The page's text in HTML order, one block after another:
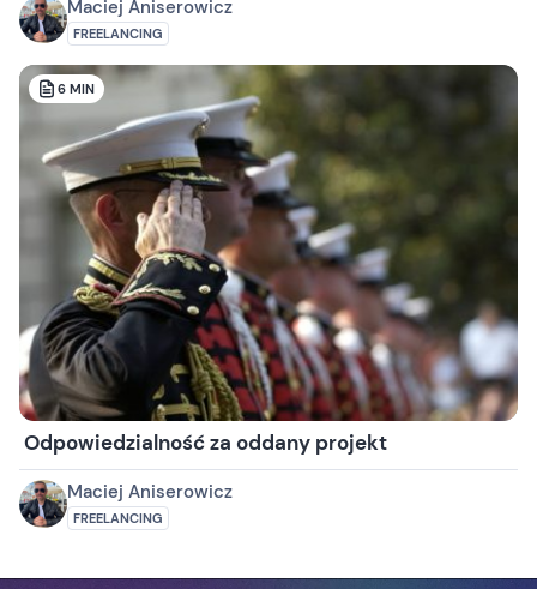
Maciej Aniserowicz
FREELANCING
6 MIN
Odpowiedzialność za oddany projekt
Maciej Aniserowicz
FREELANCING